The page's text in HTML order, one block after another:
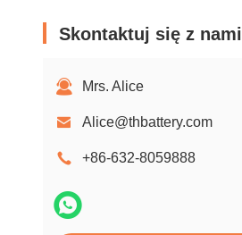
Skontaktuj się z nami
Mrs. Alice
Alice@thbattery.com
+86-632-8059888